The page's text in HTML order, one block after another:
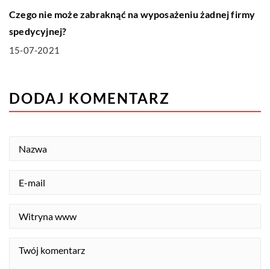
Czego nie może zabraknąć na wyposażeniu żadnej firmy
spedycyjnej?
15-07-2021
DODAJ KOMENTARZ